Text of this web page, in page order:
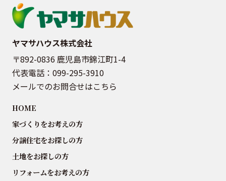
ヤマサハウス株式会社
〒892-0836 鹿児島市錦江町1-4
代表電話： 099-295-3910
メールでのお問合せはこちら
HOME
家づくりをお考えの方
分譲住宅をお探しの方
土地をお探しの方
リフォームをお考えの方